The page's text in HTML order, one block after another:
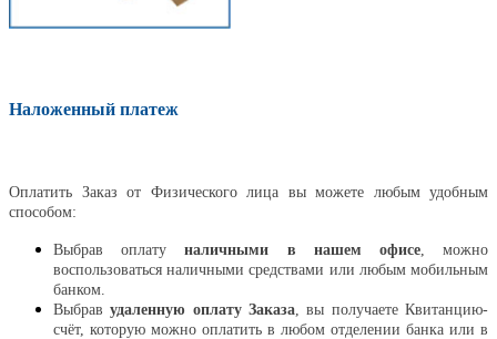
Наложенный платеж
Оплатить Заказ от Физического лица вы можете любым удобным
способом:
Выбрав оплатуналичными в нашем офисе, можно
воспользоваться наличными средствами или любым мобильным
банком.
Выбравудаленную оплату Заказа , вы получаете Квитанцию-
счёт, которую можно оплатить в любом отделении банка или в